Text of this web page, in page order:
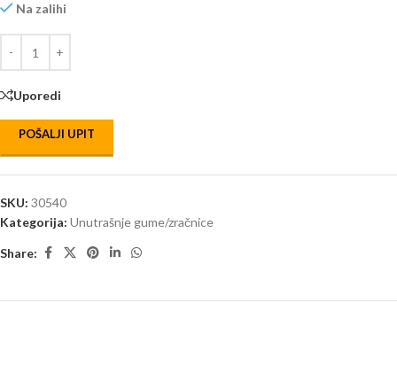
Na zalihi
Uporedi
POŠALJI UPIT
SKU: 30540
Kategorija: Unutrašnje gume/zračnice
Share: